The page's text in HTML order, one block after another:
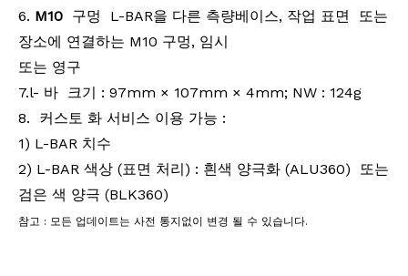
6. M10 구멍 L-BAR을 다른 측량베이스, 작업 표면 또는
장소에 연결하는 M10 구멍, 임시
또는 영구
7.l- 바 크기 : 97mm × 107mm × 4mm; NW : 124g
8. 커스토 화 서비스 이용 가능 :
1) L-BAR 치수
2) L-BAR 색상 (표면 처리) : 흰색 양극화 (ALU360) 또는
검은 색 양극 (BLK360)
참고 : 모든 업데이트는 사전 통지없이 변경 될 수 있습니다.